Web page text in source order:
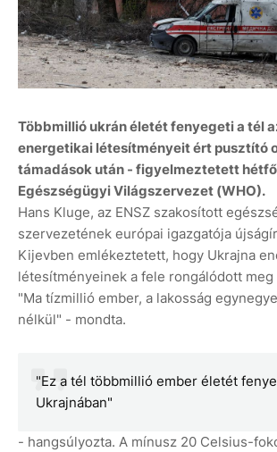
Többmillió ukrán életét fenyegeti a tél
energetikai létesítményeit ért pusztító
támadások után - figyelmeztetett
Egészségügyi Világszervezet (WHO).
Hans Kluge, az ENSZ szakosított
szervezetének európai igazgatója
Kijevben emlékeztetett, hogy Ukrajna
létesítményeinek a fele rongálódott meg
"Ma tízmillió ember, a lakosság
nélkül" - mondta.
"Ez a tél többmillió ember életét
Ukrajnában"
- hangsúlyozta. A mínusz 20 Celsius-